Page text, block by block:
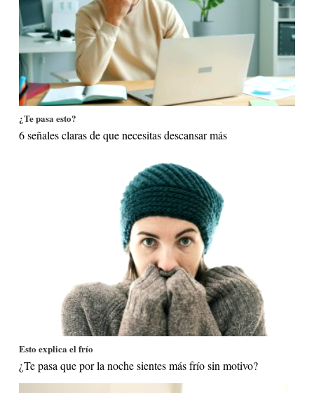
¿Te pasa esto?
6 señales claras de que necesitas descansar más
Esto explica el frío
¿Te pasa que por la noche sientes más frío sin motivo?